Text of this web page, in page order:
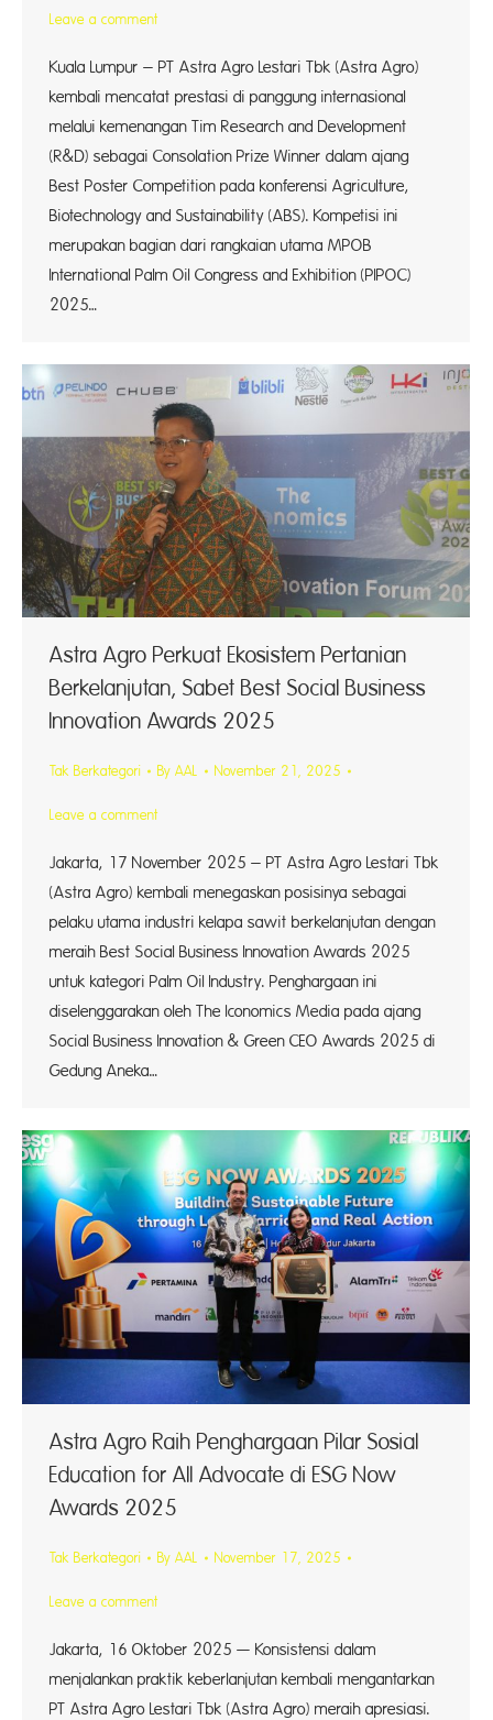
Leave a comment
Kuala Lumpur – PT Astra Agro Lestari Tbk (Astra Agro)
kembali mencatat prestasi di panggung internasional
melalui kemenangan Tim Research and Development
(R&D) sebagai Consolation Prize Winner dalam ajang
Best Poster Competition pada konferensi Agriculture,
Biotechnology and Sustainability (ABS). Kompetisi ini
merupakan bagian dari rangkaian utama MPOB
International Palm Oil Congress and Exhibition (PIPOC)
2025…
Astra Agro Perkuat Ekosistem Pertanian
Berkelanjutan, Sabet Best Social Business
Innovation Awards 2025
Tak Berkategori By AAL November 21, 2025
Leave a comment
Jakarta, 17 November 2025 – PT Astra Agro Lestari Tbk
(Astra Agro) kembali menegaskan posisinya sebagai
pelaku utama industri kelapa sawit berkelanjutan dengan
meraih Best Social Business Innovation Awards 2025
untuk kategori Palm Oil Industry. Penghargaan ini
diselenggarakan oleh The Iconomics Media pada ajang
Social Business Innovation & Green CEO Awards 2025 di
Gedung Aneka…
Astra Agro Raih Penghargaan Pilar Sosial
Education for All Advocate di ESG Now
Awards 2025
Tak Berkategori By AAL November 17, 2025
Leave a comment
Jakarta, 16 Oktober 2025 — Konsistensi dalam
menjalankan praktik keberlanjutan kembali mengantarkan
PT Astra Agro Lestari Tbk (Astra Agro) meraih apresiasi.